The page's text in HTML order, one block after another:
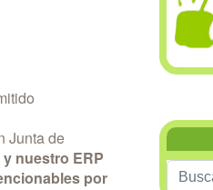
Junta de
nuestro ERP
por
Buscar...